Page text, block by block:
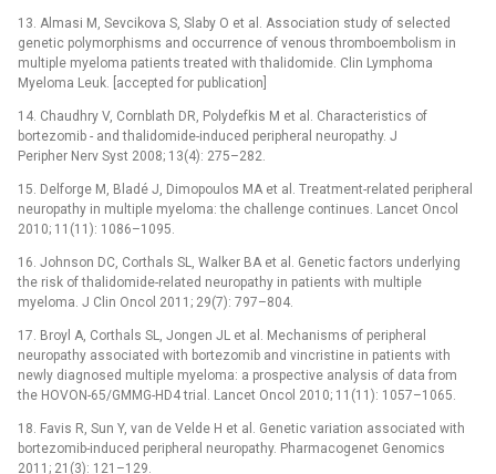
13. Almasi M, Sevcikova S, Slaby O et al. Association study of selected
genetic polymorphisms and occurrence of venous thromboembolism in
multiple myeloma patients treated with thalidomide. Clin Lymphoma
Myeloma Leuk. [accepted for publication]
14. Chaudhry V, Cornblath DR, Polydefkis M et al. Characteristics of
bortezomib -⁠ and thalidomide-induced peripheral neuropathy. J
Peripher Nerv Syst 2008; 13(4): 275–282.
15. Delforge M, Bladé J, Dimopoulos MA et al. Treatment-related peripheral
neuropathy in multiple myeloma: the challenge continues. Lancet Oncol
2010; 11(11): 1086–1095.
16. Johnson DC, Corthals SL, Walker BA et al. Genetic factors underlying
the risk of thalidomide-related neuropathy in patients with multiple
myeloma. J Clin Oncol 2011; 29(7): 797–804.
17. Broyl A, Corthals SL, Jongen JL et al. Mechanisms of peripheral
neuropathy associated with bortezomib and vincristine in patients with
newly diagnosed multiple myeloma: a prospective analysis of data from
the HOVON-65/GMMG-HD4 trial. Lancet Oncol 2010; 11(11): 1057–1065.
18. Favis R, Sun Y, van de Velde H et al. Genetic variation associated with
bortezomib-induced peripheral neuropathy. Pharmacogenet Genomics
2011; 21(3): 121–129.